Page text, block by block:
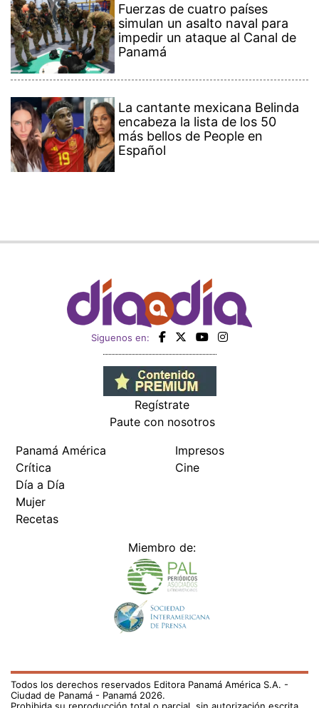
Fuerzas de cuatro países
simulan un asalto naval para
impedir un ataque al Canal de
Panamá
La cantante mexicana Belinda
encabeza la lista de los 50
más bellos de People en
Español
Siguenos en:
Regístrate
Paute con nosotros
Panamá América
Crítica
Día a Día
Mujer
Recetas
Impresos
Cine
Miembro de:
Todos los derechos reservados Editora Panamá América S.A. -
Ciudad de Panamá - Panamá 2026.
Prohibida su reproducción total o parcial, sin autorización escrita